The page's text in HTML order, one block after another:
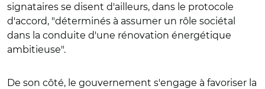
signataires se disent d'ailleurs, dans le protocole
d'accord, "déterminés à assumer un rôle sociétal
dans la conduite d'une rénovation énergétique
ambitieuse".
De son côté, le gouvernement s'engage à favoriser la